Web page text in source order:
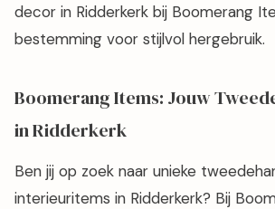
decor in Ridderkerk bij Boomerang
bestemming voor stijlvol hergebruik.
Boomerang Items: Jouw
in Ridderkerk
Ben jij op zoek naar unieke
interieuritems in Ridderkerk? Bij